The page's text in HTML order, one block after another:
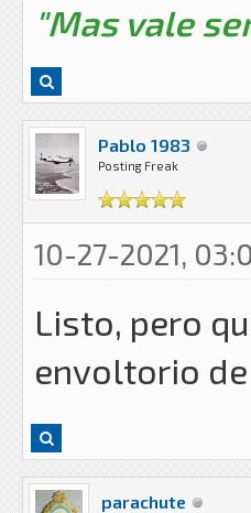
"Mas vale
Pablo 1983
Posting Freak
10-27-2021,
Listo, pero
envoltorio
parachute